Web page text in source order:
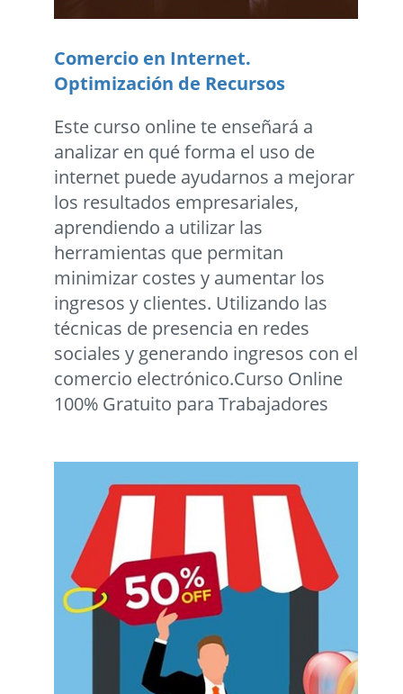
Comercio en Internet.
Optimización de Recursos
Este curso online te enseñará a
analizar en qué forma el uso de
internet puede ayudarnos a mejorar
los resultados empresariales,
aprendiendo a utilizar las
herramientas que permitan
minimizar costes y aumentar los
ingresos y clientes. Utilizando las
técnicas de presencia en redes
sociales y generando ingresos con el
comercio electrónico.Curso Online
100% Gratuito para Trabajadores